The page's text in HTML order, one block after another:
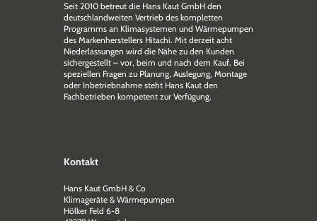
Seit 2010 betreut die Hans Kaut GmbH den
deutschlandweiten Vertrieb des kompletten
Programms an Klimasystemen und Wärmepumpen
des Markenherstellers Hitachi. Mit derzeit acht
Niederlassungen wird die Nähe zu den Kunden
sichergestellt – vor, beim und nach dem Kauf. Bei
speziellen Fragen zu Planung, Auslegung, Montage
oder Inbetriebnahme steht Hans Kaut den
Fachbetrieben kompetent zur Verfügung.
Kontakt
Hans Kaut GmbH & Co
Klimageräte & Wärmepumpen
Hölker Feld 6-8